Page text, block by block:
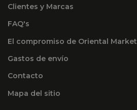
Clientes y Marcas
FAQ's
El compromiso de Oriental Market
Gastos de envío
Contacto
Mapa del sitio